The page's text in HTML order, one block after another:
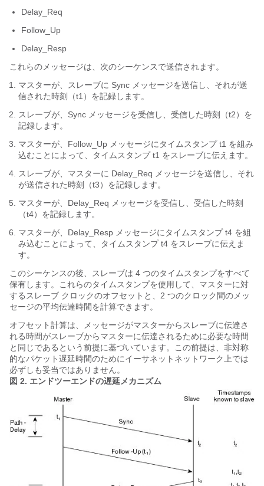
Delay_Req
Follow_Up
Delay_Resp
これらのメッセージは、次のシーケンスで送信されます。
マスターが、スレーブに Sync メッセージを送信し、それが送
信された時刻（t1）を記録します。
スレーブが、Sync メッセージを受信し、受信した時刻（t2）を
記録します。
マスターが、Follow_Up メッセージにタイムスタンプ t1 を組み
込むことによって、タイムスタンプ t1 をスレーブに伝えます。
スレーブが、マスターに Delay_Req メッセージを送信し、それ
が送信された時刻（t3）を記録します。
マスターが、Delay_Req メッセージを受信し、受信した時刻
（t4）を記録します。
マスターが、Delay_Resp メッセージにタイムスタンプ t4 を組
み込むことによって、タイムスタンプ t4 をスレーブに伝えま
す。
このシーケンスの後、スレーブは 4 つのタイムスタンプをすべて
保有します。これらのタイムスタンプを使用して、マスターに対
するスレーブ クロックのオフセットと、2 つのクロック間のメッ
セージの平均伝達時間を計算できます。
オフセット計算は、メッセージがマスターからスレーブに伝達さ
れる時間がスレーブからマスターに伝達されるために必要な時間
と同じであるという前提に基づいています。この前提は、非対称
的なパケット遅延時間のためにイーサネットネットワーク上では
必ずしも妥当ではありません。
図 2. エンドツーエンドの遅延メカニズム